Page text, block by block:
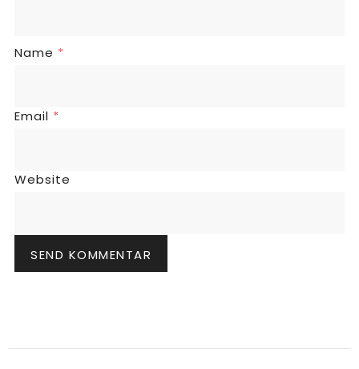
Name *
Email *
Website